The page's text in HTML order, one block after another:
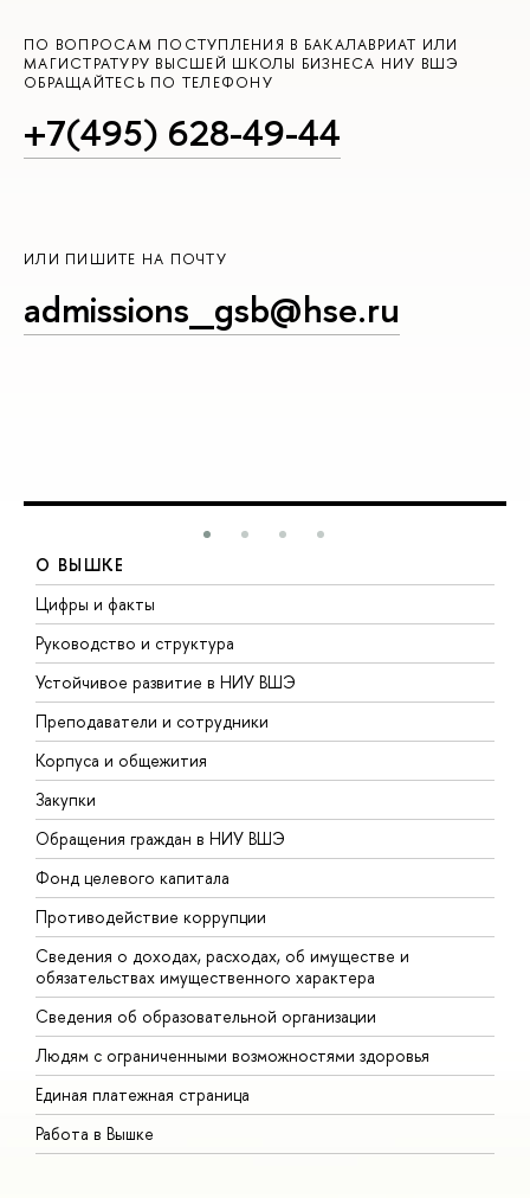
ПО ВОПРОСАМ ПОСТУПЛЕНИЯ В БАКАЛАВРИАТ ИЛИ
МАГИСТРАТУРУ ВЫСШЕЙ ШКОЛЫ БИЗНЕСА НИУ ВШЭ
ОБРАЩАЙТЕСЬ ПО ТЕЛЕФОНУ
+7(495) 628-49-44
ИЛИ ПИШИТЕ НА ПОЧТУ
admissions_gsb@hse.ru
О ВЫШКЕ
Цифры и факты
Руководство и структура
Устойчивое развитие в НИУ ВШЭ
Преподаватели и сотрудники
Корпуса и общежития
Закупки
Обращения граждан в НИУ ВШЭ
Фонд целевого капитала
Противодействие коррупции
Сведения о доходах, расходах, об имуществе и
обязательствах имущественного характера
Сведения об образовательной организации
Людям с ограниченными возможностями здоровья
Единая платежная страница
Работа в Вышке